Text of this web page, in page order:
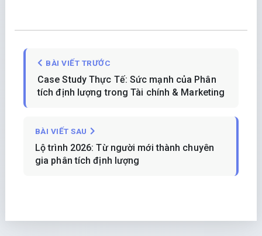
BÀI VIẾT TRƯỚC
Case Study Thực Tế: Sức mạnh của Phân
tích định lượng trong Tài chính & Marketing
BÀI VIẾT SAU
Lộ trình 2026: Từ người mới thành chuyên
gia phân tích định lượng